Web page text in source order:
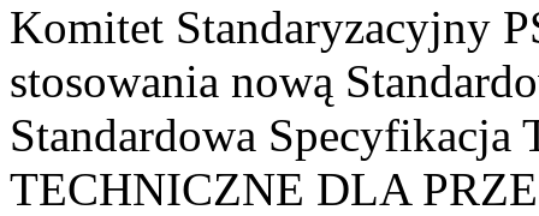
Komitet Standaryzacyjny
stosowania nową
Standardowa
TECHNICZNE DLA